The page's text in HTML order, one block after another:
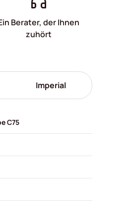
Berater, der Ihnen
zuhört
Imperial
C75